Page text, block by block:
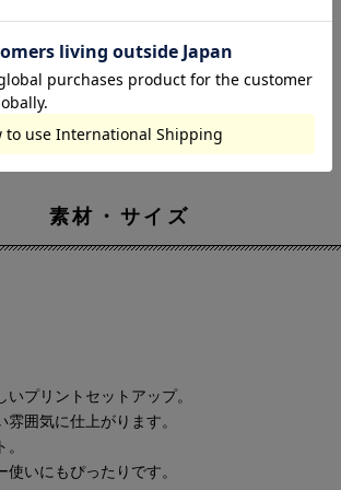
素材・サイズ
プリントセットアップ。
囲気に仕上がります。
いにもぴったりです。